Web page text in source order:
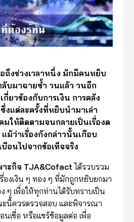
ถึงช่วงเวลาหนึ่ง มักมีคนหยิบ
ลับมาฉายซ้ำ วนแล้ว วนอีก
กี่ยวข้องกับการเงิน การคลัง
งแต่ละครั้งที่หยิบนำมาเล่า
มให้ติดตามจนกลายเป็นเรื่องด
ม้ว่าเรื่องกังกล่าวนั้นเกือบ
อนไปจากข้อเท็จจริง
ะกิจ TJA&Cofact ได้รวบรวม
องเงิน ๆ ทอง ๆ ที่มักถูกหยิบยกมา
ๆ เพื่อให้ทุกท่านได้รับทราบเป็น
นี้ควรตรวจสอบ และพิจารณา
นเชื่อ หรือแชร์ข้อมูลต่อ เพื่อ